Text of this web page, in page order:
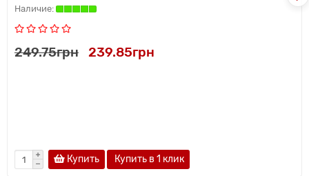
249.75грн 239.85грн
Купить Купить в 1 клик